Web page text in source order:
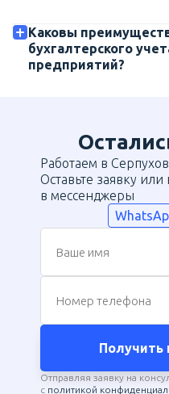
Каковы
бухгалтерского
предприятий?
Работаем в
Оставьте заявку
в мессенджеры
Ваше имя
Номер телефона
Получить
Отправляя заявку на
с политикой